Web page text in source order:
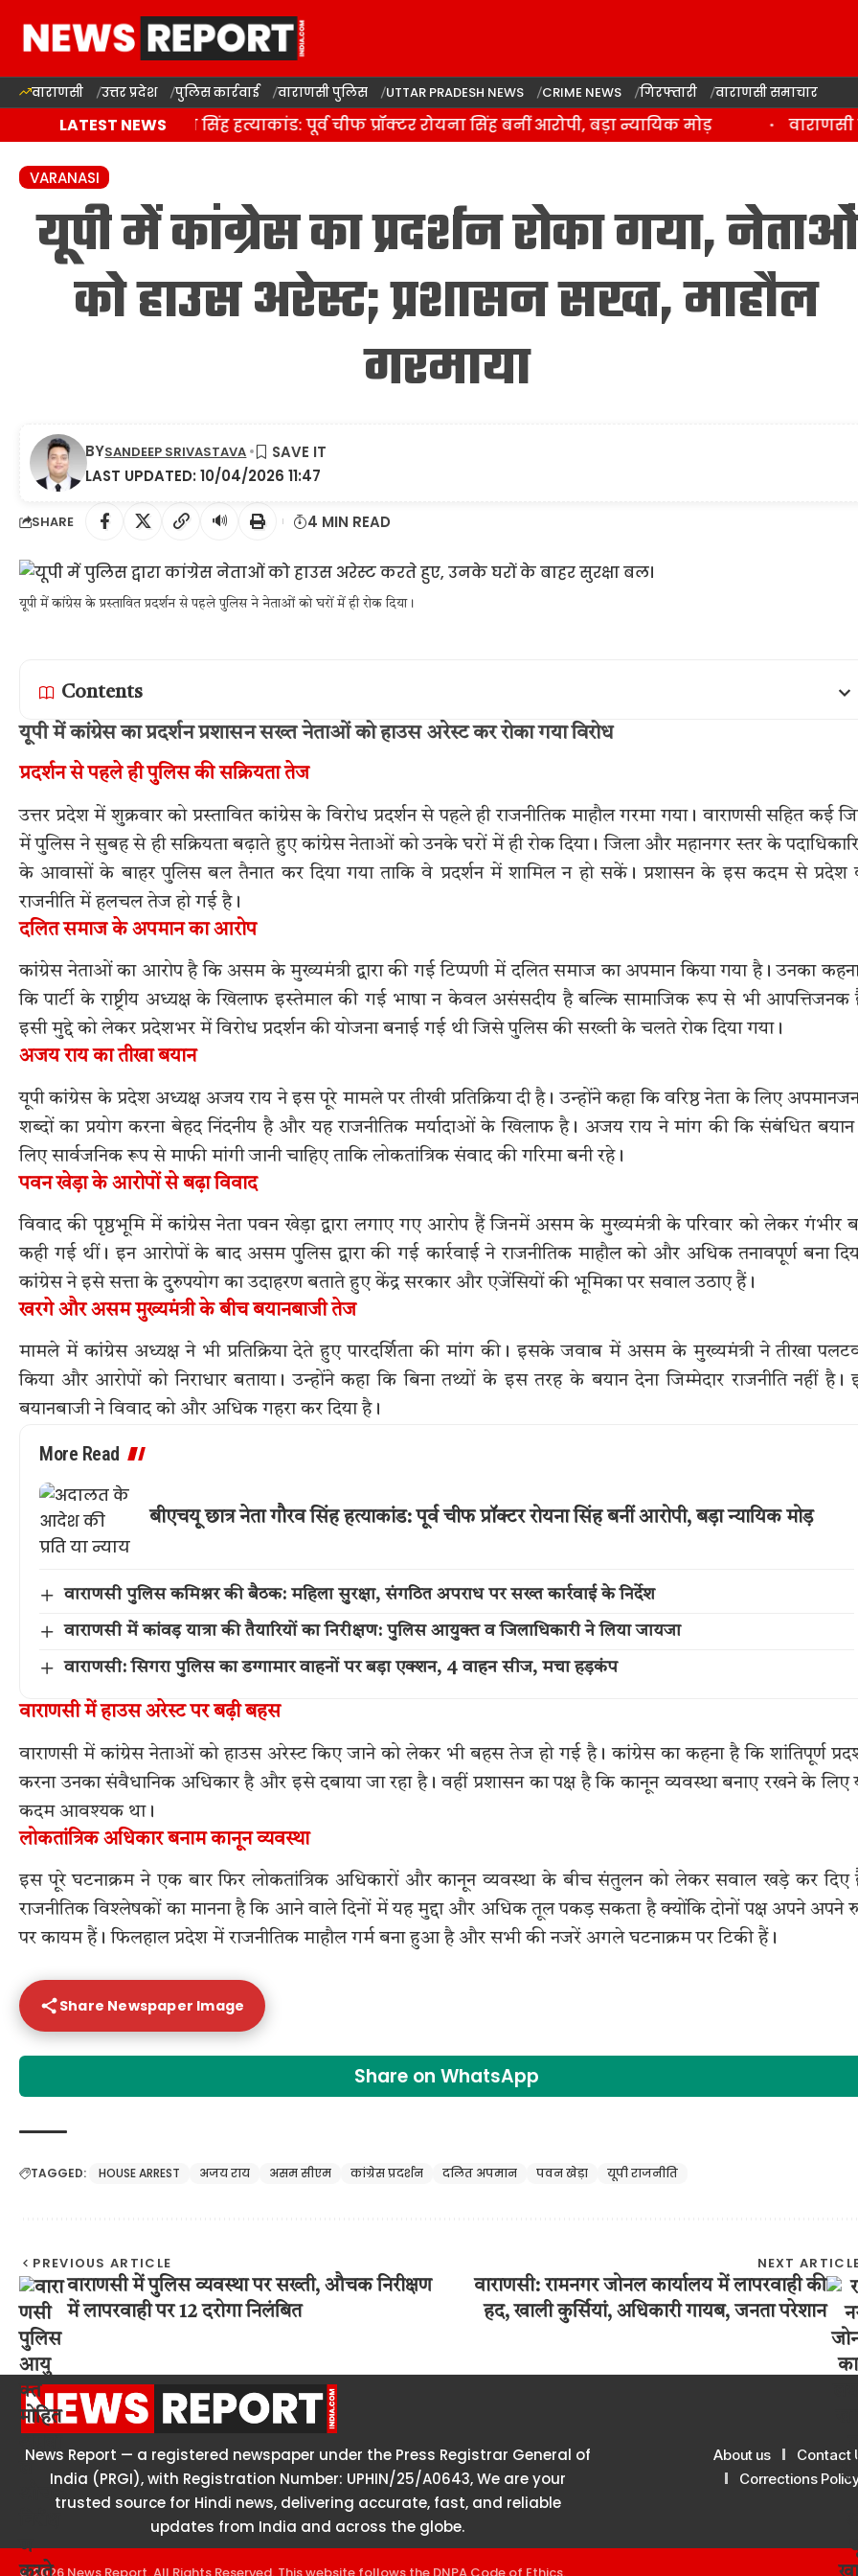
वाराणसी उत्तर प्रदेश पुलिस कार्रवाई वाराणसी पुलिस UTTAR PRADESH NEWS CRIME NEWS गिरफ्तारी वाराणसी समाचार
LATEST NEWS
बीएचयू छात्र नेता गौरव सिंह हत्याकांड: पूर्व चीफ प्रॉक्टर रोयना सिंह बनीं आरोपी, बड़ा न्यायिक मोड़ वाराणसी
VARANASI
यूपी में कांग्रेस का प्रदर्शन रोका गया, नेताओं
को हाउस अरेस्ट; प्रशासन सख्त, माहौल
गरमाया
LAST UPDATED: 10/04/2026 11:47
BYSANDEEP SRIVASTAVA
SHARE 🔊 4 MIN READ
यूपी में कांग्रेस के प्रस्तावित प्रदर्शन से पहले पुलिस ने नेताओं को घरों में ही रोक दिया।
Contents
यूपी में कांग्रेस का प्रदर्शन प्रशासन सख्त नेताओं को हाउस अरेस्ट कर रोका गया विरोध
प्रदर्शन से पहले ही पुलिस की सक्रियता तेज
उत्तर प्रदेश में शुक्रवार को प्रस्तावित कांग्रेस के विरोध प्रदर्शन से पहले ही राजनीतिक माहौल गरमा गया। वाराणसी सहित कई
में पुलिस ने सुबह से ही सक्रियता बढ़ाते हुए कांग्रेस नेताओं को उनके घरों में ही रोक दिया। जिला और महानगर स्तर के
के आवासों के बाहर पुलिस बल तैनात कर दिया गया ताकि वे प्रदर्शन में शामिल न हो सकें। प्रशासन के इस कदम से प्रदेश
राजनीति में हलचल तेज हो गई है।
दलित समाज के अपमान का आरोप
कांग्रेस नेताओं का आरोप है कि असम के मुख्यमंत्री द्वारा की गई टिप्पणी में दलित समाज का अपमान किया गया है। उनका
कि पार्टी के राष्ट्रीय अध्यक्ष के खिलाफ इस्तेमाल की गई भाषा न केवल असंसदीय है बल्कि सामाजिक रूप से भी आपत्तिजनक
इसी मुद्दे को लेकर प्रदेशभर में विरोध प्रदर्शन की योजना बनाई गई थी जिसे पुलिस की सख्ती के चलते रोक दिया गया।
अजय राय का तीखा बयान
यूपी कांग्रेस के प्रदेश अध्यक्ष अजय राय ने इस पूरे मामले पर तीखी प्रतिक्रिया दी है। उन्होंने कहा कि वरिष्ठ नेता के लिए
शब्दों का प्रयोग करना बेहद निंदनीय है और यह राजनीतिक मर्यादाओं के खिलाफ है। अजय राय ने मांग की कि संबंधित
लिए सार्वजनिक रूप से माफी मांगी जानी चाहिए ताकि लोकतांत्रिक संवाद की गरिमा बनी रहे।
पवन खेड़ा के आरोपों से बढ़ा विवाद
विवाद की पृष्ठभूमि में कांग्रेस नेता पवन खेड़ा द्वारा लगाए गए आरोप हैं जिनमें असम के मुख्यमंत्री के परिवार को लेकर गंभीर
कही गई थीं। इन आरोपों के बाद असम पुलिस द्वारा की गई कार्रवाई ने राजनीतिक माहौल को और अधिक तनावपूर्ण बना
कांग्रेस ने इसे सत्ता के दुरुपयोग का उदाहरण बताते हुए केंद्र सरकार और एजेंसियों की भूमिका पर सवाल उठाए हैं।
खरगे और असम मुख्यमंत्री के बीच बयानबाजी तेज
मामले में कांग्रेस अध्यक्ष ने भी प्रतिक्रिया देते हुए पारदर्शिता की मांग की। इसके जवाब में असम के मुख्यमंत्री ने तीखा
किया और आरोपों को निराधार बताया। उन्होंने कहा कि बिना तथ्यों के इस तरह के बयान देना जिम्मेदार राजनीति नहीं है।
बयानबाजी ने विवाद को और अधिक गहरा कर दिया है।
More Read
बीएचयू छात्र नेता गौरव सिंह हत्याकांड: पूर्व चीफ प्रॉक्टर रोयना सिंह बनीं आरोपी, बड़ा न्यायिक मोड़
वाराणसी पुलिस कमिश्नर की बैठक: महिला सुरक्षा, संगठित अपराध पर सख्त कार्रवाई के निर्देश
वाराणसी में कांवड़ यात्रा की तैयारियों का निरीक्षण: पुलिस आयुक्त व जिलाधिकारी ने लिया जायजा
वाराणसी: सिगरा पुलिस का डग्गामार वाहनों पर बड़ा एक्शन, 4 वाहन सीज, मचा हड़कंप
वाराणसी में हाउस अरेस्ट पर बढ़ी बहस
वाराणसी में कांग्रेस नेताओं को हाउस अरेस्ट किए जाने को लेकर भी बहस तेज हो गई है। कांग्रेस का कहना है कि शांतिपूर्ण
करना उनका संवैधानिक अधिकार है और इसे दबाया जा रहा है। वहीं प्रशासन का पक्ष है कि कानून व्यवस्था बनाए रखने के लिए
कदम आवश्यक था।
लोकतांत्रिक अधिकार बनाम कानून व्यवस्था
इस पूरे घटनाक्रम ने एक बार फिर लोकतांत्रिक अधिकारों और कानून व्यवस्था के बीच संतुलन को लेकर सवाल खड़े कर दिए
राजनीतिक विश्लेषकों का मानना है कि आने वाले दिनों में यह मुद्दा और अधिक तूल पकड़ सकता है क्योंकि दोनों पक्ष अपने अपने
पर कायम हैं। फिलहाल प्रदेश में राजनीतिक माहौल गर्म बना हुआ है और सभी की नजरें अगले घटनाक्रम पर टिकी हैं।
Share Newspaper Image
Share on WhatsApp
TAGGED: HOUSE ARREST अजय राय असम सीएम कांग्रेस प्रदर्शन दलित अपमान पवन खेड़ा यूपी राजनीति
PREVIOUS ARTICLE
वाराणसी में पुलिस व्यवस्था पर सख्ती, औचक निरीक्षण
में लापरवाही पर 12 दरोगा निलंबित
NEXT
वाराणसी: रामनगर जोनल कार्यालय में लापरवाही की
हद, खाली कुर्सियां, अधिकारी गायब, जनता परेशान
News Report — a registered newspaper under the Press Registrar General of
India (PRGI), with Registration Number: UPHIN/25/A0643, We are your
trusted source for Hindi news, delivering accurate, fast, and reliable
updates from India and across the globe.
About us Contact
Corrections
© 2026 News Report. All Rights Reserved. This website follows the DNPA Code of Ethics